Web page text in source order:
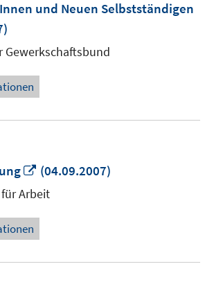
und Neuen Selbstständigen
Gewerkschaftsbund
In
neuem
Fenster
öffnen
(04.09.2007)
Arbeit